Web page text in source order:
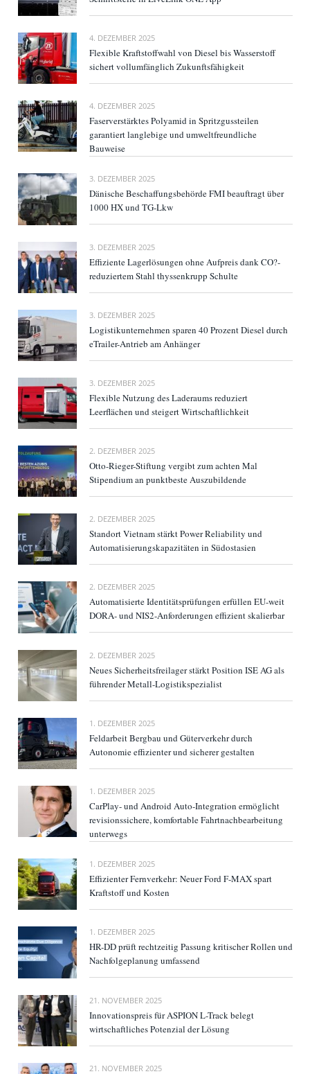
4. DEZEMBER 2025
Flexible Kraftstoffwahl von Diesel bis Wasserstoff
sichert vollumfänglich Zukunftsfähigkeit
4. DEZEMBER 2025
Faserverstärktes Polyamid in Spritzgussteilen
garantiert langlebige und umweltfreundliche
Bauweise
3. DEZEMBER 2025
Dänische Beschaffungsbehörde FMI beauftragt über
1000 HX und TG-Lkw
3. DEZEMBER 2025
Effiziente Lagerlösungen ohne Aufpreis dank CO?-
reduziertem Stahl thyssenkrupp Schulte
3. DEZEMBER 2025
Logistikunternehmen sparen 40 Prozent Diesel durch
eTrailer-Antrieb am Anhänger
3. DEZEMBER 2025
Flexible Nutzung des Laderaums reduziert
Leerflächen und steigert Wirtschaftlichkeit
2. DEZEMBER 2025
Otto-Rieger-Stiftung vergibt zum achten Mal
Stipendium an punktbeste Auszubildende
2. DEZEMBER 2025
Standort Vietnam stärkt Power Reliability und
Automatisierungskapazitäten in Südostasien
2. DEZEMBER 2025
Automatisierte Identitätsprüfungen erfüllen EU-weit
DORA- und NIS2-Anforderungen effizient skalierbar
2. DEZEMBER 2025
Neues Sicherheitsfreilager stärkt Position ISE AG als
führender Metall-Logistikspezialist
1. DEZEMBER 2025
Feldarbeit Bergbau und Güterverkehr durch
Autonomie effizienter und sicherer gestalten
1. DEZEMBER 2025
CarPlay- und Android Auto-Integration ermöglicht
revisionssichere, komfortable Fahrtnachbearbeitung
unterwegs
1. DEZEMBER 2025
Effizienter Fernverkehr: Neuer Ford F-MAX spart
Kraftstoff und Kosten
1. DEZEMBER 2025
HR-DD prüft rechtzeitig Passung kritischer Rollen und
Nachfolgeplanung umfassend
21. NOVEMBER 2025
Innovationspreis für ASPION L-Track belegt
wirtschaftliches Potenzial der Lösung
21. NOVEMBER 2025